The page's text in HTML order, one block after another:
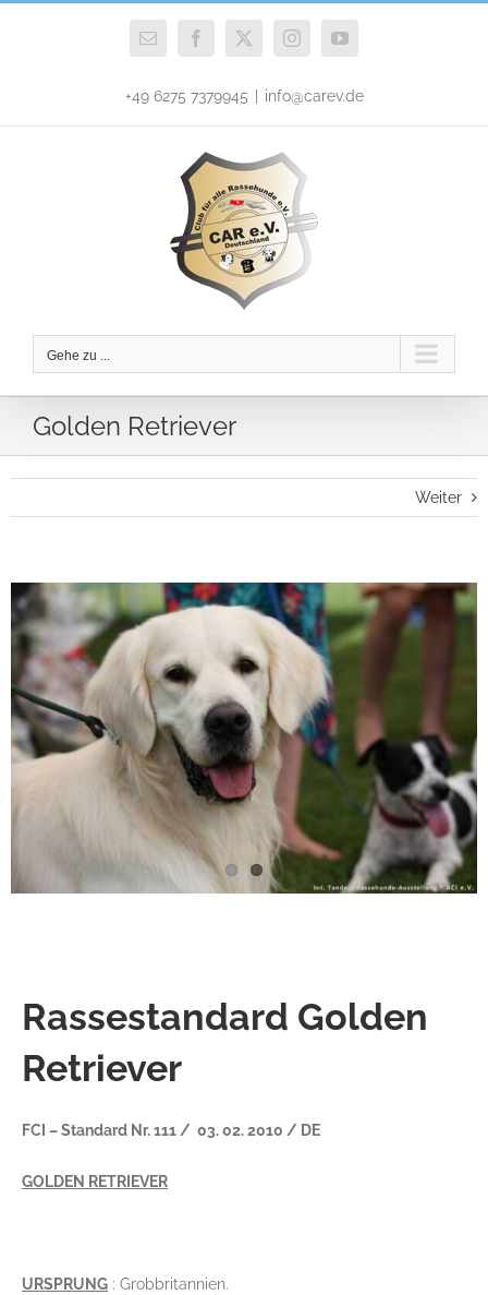
E-
Facebook
X InstagramYouTube
+49 6275 7379945 info@carev.de
Gehe zu ...
Golden Retriever
Weiter
View
Larger
Image
Rassestandard Golden
Retriever
FCI – Standard Nr. 111 / 03. 02. 2010 / DE
GOLDEN RETRIEVER
URSPRUNG : Grobbritannien.